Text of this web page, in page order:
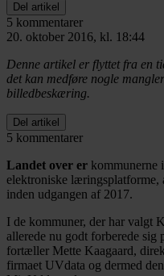
Del artikel
5 kommentarer
20. oktober 2016, kl. 18:44
Denne artikel er flyttet fra en
det kan medføre nogle
billedbeskæring.
Del artikel
5 kommentarer
Landet over er kommunerne
elektroniske læringsplatforme,
inden udgangen af 2017.
I de kommuner, der har valgt
allerede nu godt forberede
fortæller Mette Kaagaard,
firmaet UVdata og dermed